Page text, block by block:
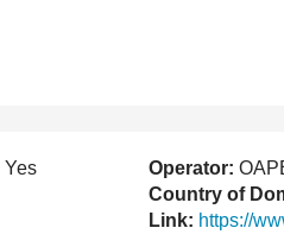
Yes
Operator:
Country of
Link: https://